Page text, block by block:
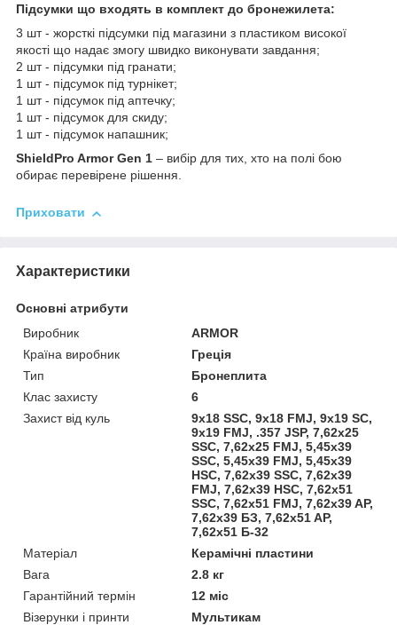
Підсумки що входять в комплект до бронежилета:
3 шт - жорсткі підсумки під магазини з пластиком високої
якості що надає змогу швидко виконувати завдання;
2 шт - підсумки під гранати;
1 шт - підсумок під турнікет;
1 шт - підсумок під аптечку;
1 шт - підсумок для скиду;
1 шт - підсумок напашник;
ShieldPro Armor Gen 1 – вибір для тих, хто на полі бою
обирає перевірене рішення.
Приховати
Характеристики
Основні атрибути
Виробник
ARMOR
Країна виробник
Греція
Тип
Бронеплита
Клас захисту
6
Захист від куль
9х18 SSC, 9х18 FMJ, 9х19 SC,
9х19 FMJ, .357 JSP, 7,62x25
SSC, 7,62x25 FMJ, 5,45x39
SSC, 5,45x39 FMJ, 5,45x39
НЅС, 7,62x39 SSC, 7,62x39
FMJ, 7,62x39 HSC, 7,62x51
ЅЅС, 7,62x51 FMJ, 7,62x39 AP,
7,62x39 БЗ, 7,62x51 AP,
7,62x51 Б-32
Матеріал
Керамічні пластини
Вага
2.8 кг
Гарантійний термін
12 міс
Візерунки і принти
Мультикам